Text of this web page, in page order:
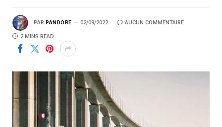
PAR PANDORE 02/09/2022 AUCUN COMMENTAIRE
2 MINS READ